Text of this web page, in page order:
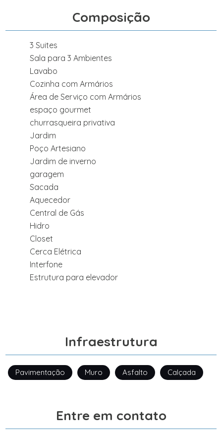
Composição
3 Suites
Sala para 3 Ambientes
Lavabo
Cozinha com Armários
Área de Serviço com Armários
espaço gourmet
churrasqueira privativa
Jardim
Poço Artesiano
Jardim de inverno
garagem
Sacada
Aquecedor
Central de Gás
Hidro
Closet
Cerca Elétrica
Interfone
Estrutura para elevador
Infraestrutura
Pavimentação Muro Asfalto Calçada
Entre em contato